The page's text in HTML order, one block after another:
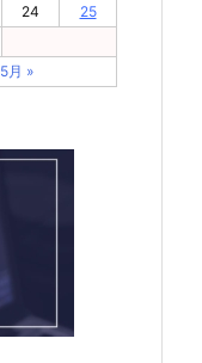
24
25
5月 »